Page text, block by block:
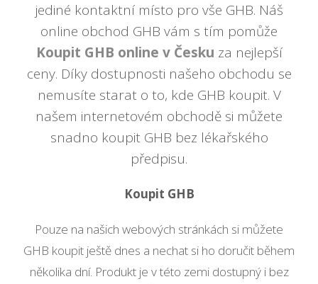
jediné kontaktní místo pro vše GHB. Náš
online obchod GHB vám s tím pomůže
Koupit GHB online v Česku za nejlepší
ceny. Díky dostupnosti našeho obchodu se
nemusíte starat o to, kde GHB koupit. V
našem internetovém obchodě si můžete
snadno koupit GHB bez lékařského
předpisu.
Koupit GHB
Pouze na našich webových stránkách si můžete
GHB koupit ještě dnes a nechat si ho doručit během
několika dní. Produkt je v této zemi dostupný i bez